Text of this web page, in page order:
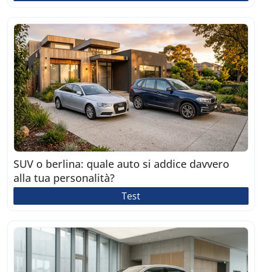
SUV o berlina: quale auto si addice davvero
alla tua personalità?
Test